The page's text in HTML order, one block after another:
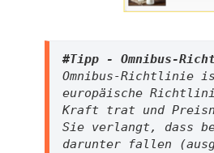
#Tipp - Omnibus-
Omnibus-Richtlinie
europäische
Kraft trat und
Sie verlangt, dass
darunter fallen